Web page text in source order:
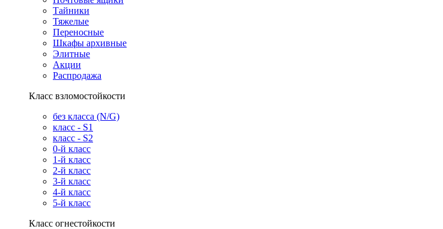
Тайники
Тяжелые
Переносные
Шкафы архивные
Элитные
Акции
Распродажа
Класс взломостойкости
без класса (N/G)
класс - S1
класс - S2
0-й класс
1-й класс
2-й класс
3-й класс
4-й класс
5-й класс
Класс огнестойкости